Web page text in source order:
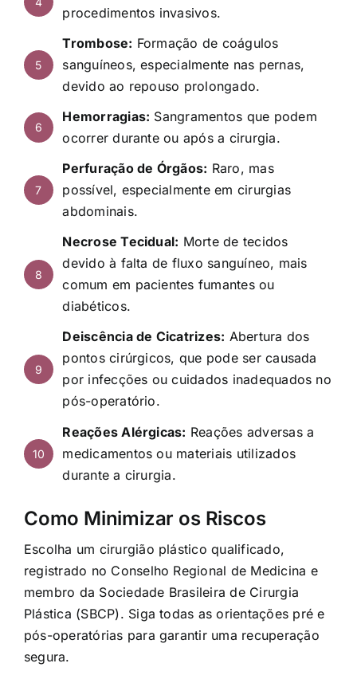
procedimentos invasivos.
5
Trombose: Formação de coágulos
sanguíneos, especialmente nas pernas,
devido ao repouso prolongado.
6
Hemorragias: Sangramentos que podem
ocorrer durante ou após a cirurgia.
7
Perfuração de Órgãos: Raro, mas
possível, especialmente em cirurgias
abdominais.
8
Necrose Tecidual: Morte de tecidos
devido à falta de fluxo sanguíneo, mais
comum em pacientes fumantes ou
diabéticos.
9
Deiscência de Cicatrizes: Abertura dos
pontos cirúrgicos, que pode ser causada
por infecções ou cuidados inadequados no
pós-operatório.
10
Reações Alérgicas: Reações adversas a
medicamentos ou materiais utilizados
durante a cirurgia.
Como Minimizar os Riscos
Escolha um cirurgião plástico qualificado,
registrado no Conselho Regional de Medicina e
membro da Sociedade Brasileira de Cirurgia
Plástica (SBCP). Siga todas as orientações pré e
pós-operatórias para garantir uma recuperação
segura.